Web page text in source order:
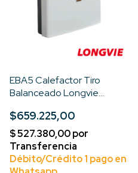
EBA5 Calefactor Tiro
Balanceado Longvie
$659.225,00